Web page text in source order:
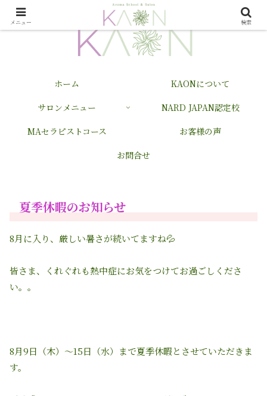
ホーム
KAONについて
サロンメニュー
NARD JAPAN認定校
MAセラピストコース
お客様の声
お問合せ
夏季休暇のお知らせ
8月に入り、厳しい暑さが続いてますね💦
皆さま、くれぐれも熱中症にお気をつけてお過ごしくださ
い。。
8月9日（木）〜15日（水）まで夏季休暇とさせていただきま
す。
メニュー 検索